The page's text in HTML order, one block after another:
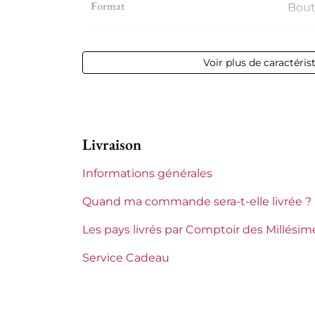
Format
Volume
Niveau
Etiquette
Voir plus de
Livraison
Informations générales
Quand ma commande sera-t-elle livrée ?
Les pays livrés par Comptoir des
Service Cadeau